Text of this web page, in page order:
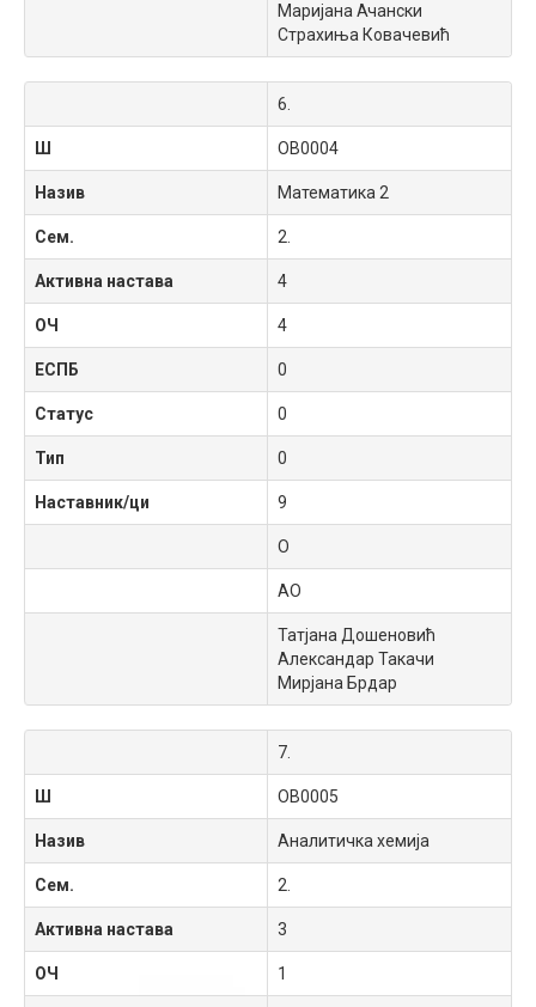
Маријана Ачански
Страхиња Ковачевић
6.
Ш OB0004
Назив Математика 2
Сем. 2.
Активна настава 4
ОЧ 4
ЕСПБ 0
Статус 0
Тип 0
Наставник/ци 9
О
АО
Татјана Дошеновић
Александар Такачи
Мирјана Брдар
7.
Ш OB0005
Назив Аналитичка хемија
Сем. 2.
Активна настава 3
ОЧ 1